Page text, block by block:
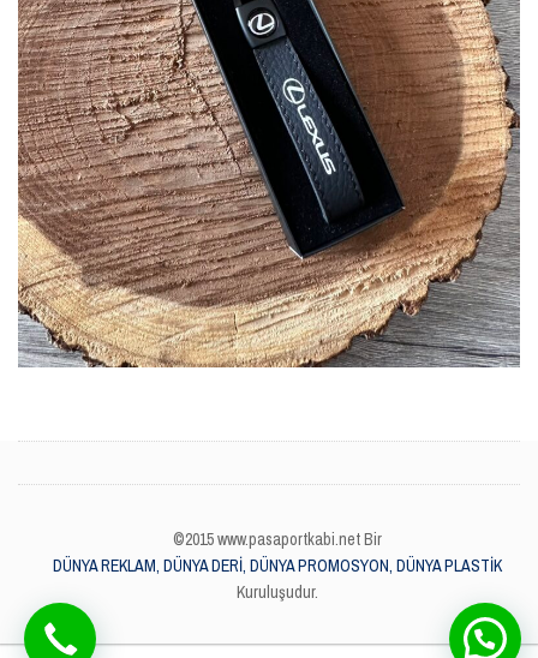
©2015 www.pasaportkabi.net Bir
DÜNYA REKLAM, DÜNYA DERİ, DÜNYA PROMOSYON, DÜNYA PLASTİK
Kuruluşudur.